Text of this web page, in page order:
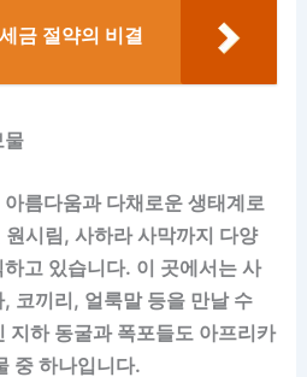
금 절약의 비결
물
름다움과 다채로운 생태계로
시림, 사하라 사막까지 다양
고 있습니다. 이 곳에서는 사
코끼리, 얼룩말 등을 만날 수
지하 동굴과 폭포들도 아프리카
중 하나입니다.